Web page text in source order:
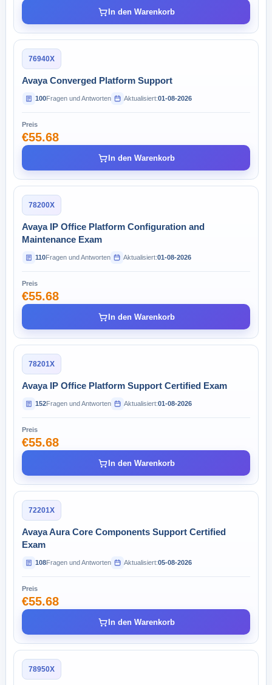
In den Warenkorb
76940X
Avaya Converged Platform Support
100Fragen und Antworten Aktualisiert:01-08-2026
Preis
€55.68
In den Warenkorb
78200X
Avaya IP Office Platform Configuration and
Maintenance Exam
110Fragen und Antworten Aktualisiert:01-08-2026
Preis
€55.68
In den Warenkorb
78201X
Avaya IP Office Platform Support Certified Exam
152Fragen und Antworten Aktualisiert:01-08-2026
Preis
€55.68
In den Warenkorb
72201X
Avaya Aura Core Components Support Certified
Exam
108Fragen und Antworten Aktualisiert:05-08-2026
Preis
€55.68
In den Warenkorb
78950X